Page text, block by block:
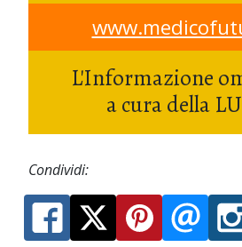
L'Informazione
a cura della
Condividi: